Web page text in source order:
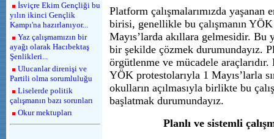
İsviçre Ekim Gençliği bu
yılın ikinci Gençlik
Kampı'na hazırlanıyor...
Yaz çalışmamızın bir
ayağı olarak Hacıbektaş
Şenlikleri...
Ulucanlar direnişi ve
Partili olma sorumluluğu
Liselerde politik
çalışmanın bazı sorunları
Okur mektupları
Platform çalışmalarımızda yaşanan
birisi, genellikle bu çalışmanın
Mayıs’larda akıllara gelmesidir. Bu
bir şekilde çözmek durumundayız.
örgütlenme ve mücadele
YÖK protestolarıyla 1 Mayıs’larla
okulların açılmasıyla birlikte bu
başlatmak durumundayız.
Planlı ve sistemli